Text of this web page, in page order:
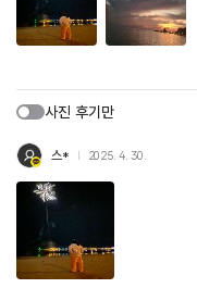
사진 후기만
스* 2025. 4. 30.